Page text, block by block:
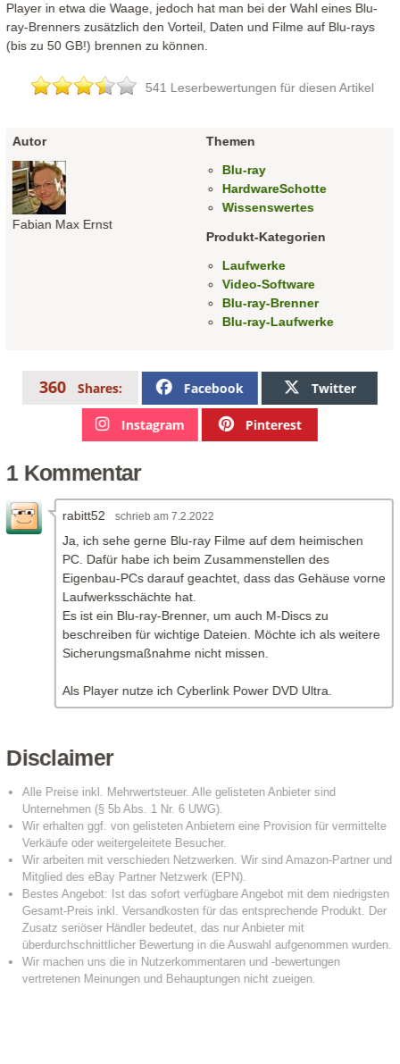
Player in etwa die Waage, jedoch hat man bei der Wahl eines Blu-
ray-Brenners zusätzlich den Vorteil, Daten und Filme auf Blu-rays
(bis zu 50 GB!) brennen zu können.
541 Leserbewertungen für diesen Artikel
Autor
Fabian Max Ernst
Themen
Blu-ray
HardwareSchotte
Wissenswertes
Produkt-Kategorien
Laufwerke
Video-Software
Blu-ray-Brenner
Blu-ray-Laufwerke
360 Shares: Facebook Twitter
Instagram Pinterest
1 Kommentar
rabitt52 am 7.2.2022
Ja, ich sehe gerne Blu-ray Filme auf dem heimischen
PC. Dafür habe ich beim Zusammenstellen des
Eigenbau-PCs darauf geachtet, dass das Gehäuse vorne
Laufwerksschächte hat.
Es ist ein Blu-ray-Brenner, um auch M-Discs zu
beschreiben für wichtige Dateien. Möchte ich als weitere
Sicherungsmaßnahme nicht missen.
Als Player nutze ich Cyberlink Power DVD Ultra.
Disclaimer